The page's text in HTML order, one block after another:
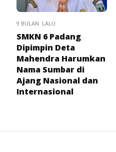
9 BULAN LALU
SMKN 6 Padang
Dipimpin Deta
Mahendra Harumkan
Nama Sumbar di
Ajang Nasional dan
Internasional